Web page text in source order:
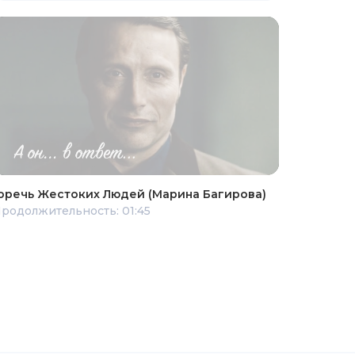
Жестоких Людей (Марина Багирова)
01:45